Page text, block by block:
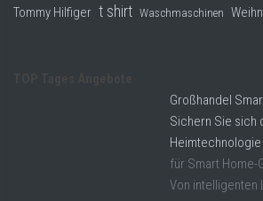
Tommy Hilfiger t shirt Waschmaschinen
Großhandel
Sichern Sie sich
Heimtechnologie
für Smart Home-
Von intelligenten